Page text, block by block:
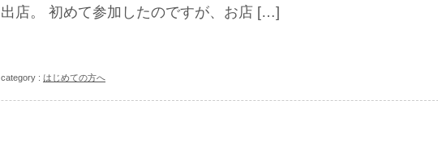
出店。 初めて参加したのですが、お店 […]
category : はじめての方へ